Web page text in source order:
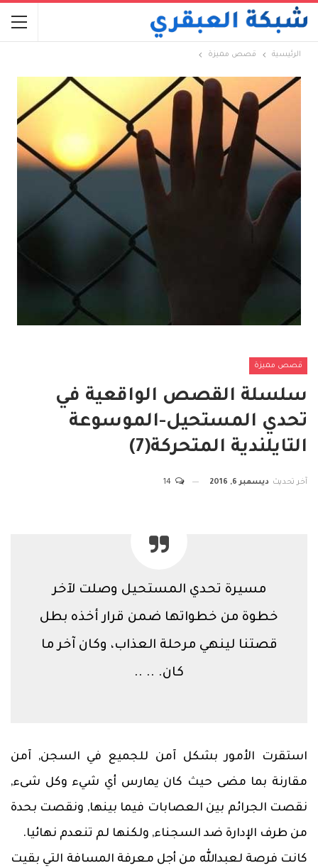
الرئيسية قصص مميزة
قصص مميزة
سلسلة القصص الواقعية في
تحدي المستحيل-الموسوعة
التايلندية المتحركة(7)
آخر تحديث ديسمبر 6, 2016
مسيرة تحدي المستحيل وصلت لآخر
خطوة من خطواتها ضمن قرار أخذه بطل
قصتنا لينهي مرحلة العذاب، وكان آخر ما
كان. .. ..
استقرت الأمور بشكل آمن للجميع في السجن, آمن
مقارنة بما مضى حيث كان يمارس أي شيء وكل شىء,
نقصت الجرائم بين العصابات فيما بينها, ونقصت بحدة
من طرف الإدارة ضد السجناء, ولكنها لم تنعدم نهائيا.
كانت فرصة لعبدالله من أجل معرفة المسافة التي بقيت